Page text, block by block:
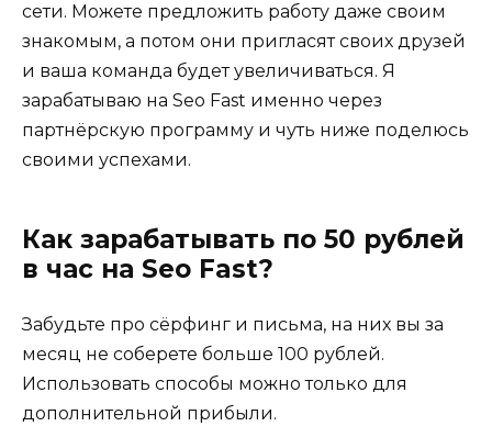
сети. Можете предложить работу даже своим
знакомым, а потом они пригласят своих друзей
и ваша команда будет увеличиваться. Я
зарабатываю на Seo Fast именно через
партнёрскую программу и чуть ниже поделюсь
своими успехами.
Как зарабатывать по 50 рублей
в час на Seo Fast?
Забудьте про сёрфинг и письма, на них вы за
месяц не соберете больше 100 рублей.
Использовать способы можно только для
дополнительной прибыли.